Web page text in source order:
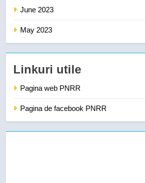
June 2023
May 2023
Linkuri utile
Pagina web PNRR
Pagina de facebook PNRR